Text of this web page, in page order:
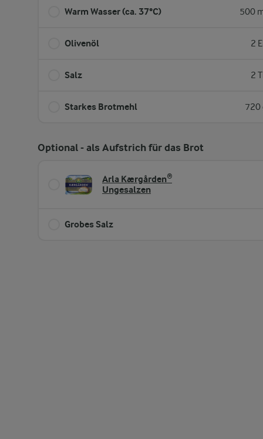
Warm Wasser (ca. 37°C) 500
Olivenöl 2
Salz 2
Starkes Brotmehl 720
Optional - als Aufstrich für das Brot
Arla Kærgården®
Ungesalzen
Grobes Salz